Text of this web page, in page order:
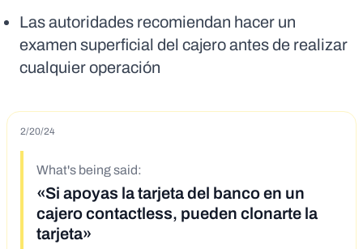
Las autoridades recomiendan hacer un
examen superficial del cajero antes de realizar
cualquier operación
2/20/24
What's being said:
«Si apoyas la tarjeta del banco en un
cajero contactless, pueden clonarte la
tarjeta»